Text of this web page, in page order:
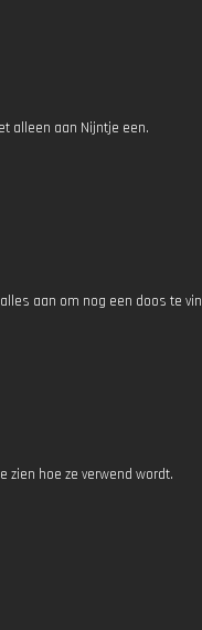
alleen aan Nijntje een.
aan om nog een doos te
zien hoe ze verwend wordt.